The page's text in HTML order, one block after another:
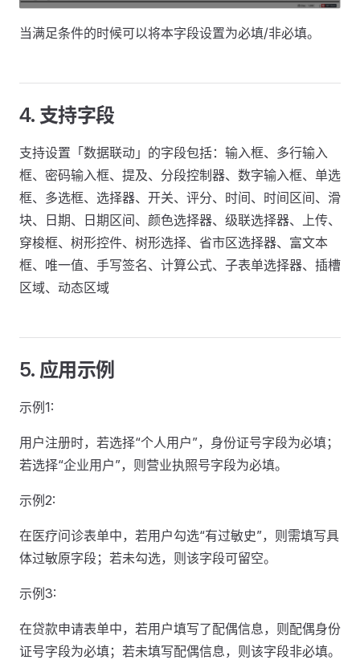
当满足条件的时候可以将本字段设置为必填/非必填。
4. 支持字段
支持设置「数据联动」的字段包括：输入框、多行输入
框、密码输入框、提及、分段控制器、数字输入框、单选
框、多选框、选择器、开关、评分、时间、时间区间、滑
块、日期、日期区间、颜色选择器、级联选择器、上传、
穿梭框、树形控件、树形选择、省市区选择器、富文本
框、唯一值、手写签名、计算公式、子表单选择器、插槽
区域、动态区域
5. 应用示例
示例1:
用户注册时，若选择“个人用户”，身份证号字段为必填；
若选择“企业用户”，则营业执照号字段为必填。
示例2:
在医疗问诊表单中，若用户勾选“有过敏史”，则需填写具
体过敏原字段；若未勾选，则该字段可留空。
示例3:
在贷款申请表单中，若用户填写了配偶信息，则配偶身份
证号字段为必填；若未填写配偶信息，则该字段非必填。